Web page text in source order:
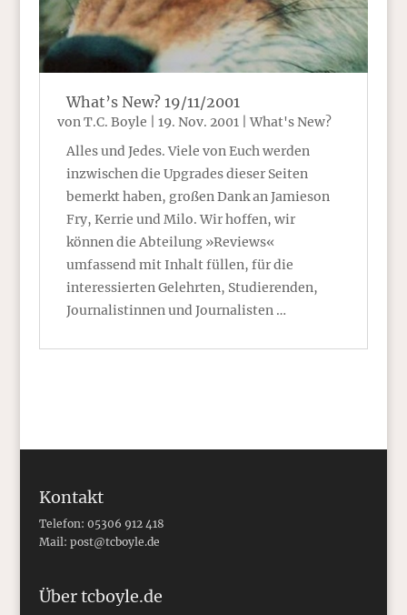
What’s New? 19/11/2001
vonT.C. Boyle 19. Nov. 2001|What's New?
Alles und Jedes. Viele von Euch werden
inzwischen die Upgrades dieser Seiten
bemerkt haben, großen Dank an Jamieson
Fry, Kerrie und Milo. Wir hoffen, wir
können die Abteilung »Reviews«
umfassend mit Inhalt füllen, für die
interessierten Gelehrten, Studierenden,
Journalistinnen und Journalisten …
Kontakt
Telefon: 05306 912 418
Mail: post@tcboyle.de
Über tcboyle.de